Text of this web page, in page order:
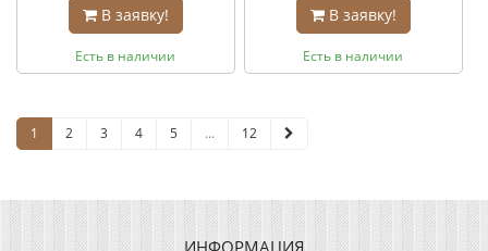
В заявку!
Есть в наличии
В заявку!
Есть в наличии
1 2 3 4 5 ... 12